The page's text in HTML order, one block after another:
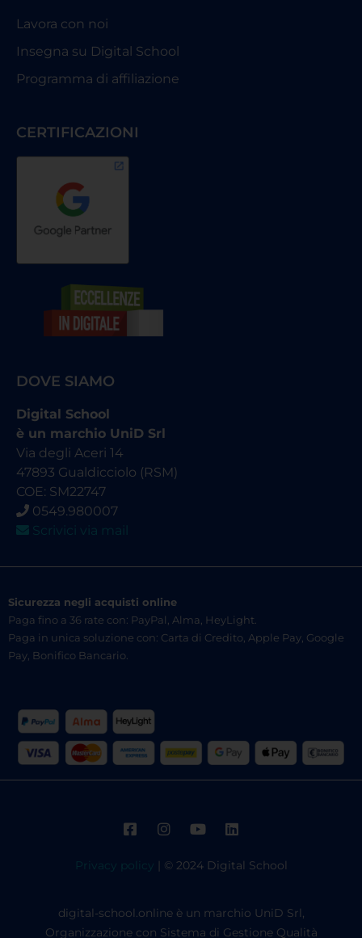
Lavora con noi
Insegna su Digital School
Programma di affiliazione
CERTIFICAZIONI
DOVE SIAMO
Digital School
è un marchio UniD Srl
Via degli Aceri 14
47893 Gualdicciolo (RSM)
COE: SM22747
0549.980007
Scrivici via mail
Sicurezza negli acquisti online
Paga fino a 36 rate con: PayPal, Alma, HeyLight.
Paga in unica soluzione con: Carta di Credito, Apple Pay, Google
Pay, Bonifico Bancario.
Privacy policy | © 2024 Digital School
digital-school.online è un marchio UniD Srl,
Organizzazione con Sistema di Gestione Qualità